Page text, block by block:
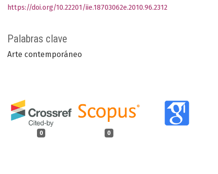
Palabras clave
Arte contemporáneo
0 0
https://doi.org/10.22201/iie.18703062e.2010.96.2312